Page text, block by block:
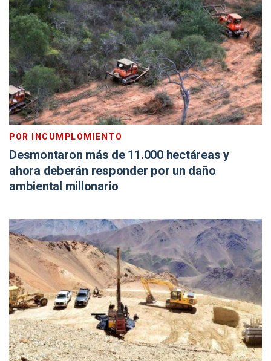
POR INCUMPLOMIENTO
Desmontaron más de 11.000 hectáreas y
ahora deberán responder por un daño
ambiental millonario